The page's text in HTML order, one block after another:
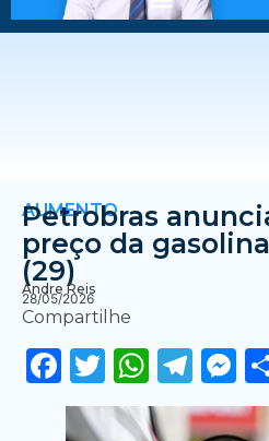
AUMENTO
Petrobras
preço da
(29)
Andre Reis
28/05/2026
Compartilhe
Facebook
Twitter